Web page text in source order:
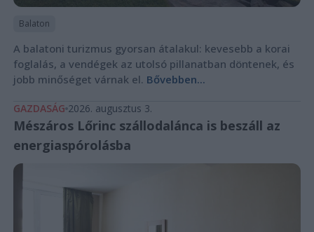
Balaton
A balatoni turizmus gyorsan átalakul: kevesebb a korai
foglalás, a vendégek az utolsó pillanatban döntenek, és
jobb minőséget várnak el. Bővebben...
GAZDASÁG 2026. augusztus 3.
Mészáros Lőrinc szállodalánca is beszáll az
energiaspórolásba